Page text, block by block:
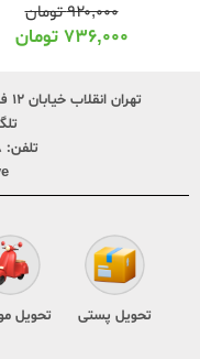
۹۲۰,۰۰۰تومان
۷۳۶,۰۰۰ تومان
تهران انقلاب خیابان ۱۲ فروردین پایین تر از وحید نظری پلاک ۲۴۹
تلفن:
تحویل پستی تحویل